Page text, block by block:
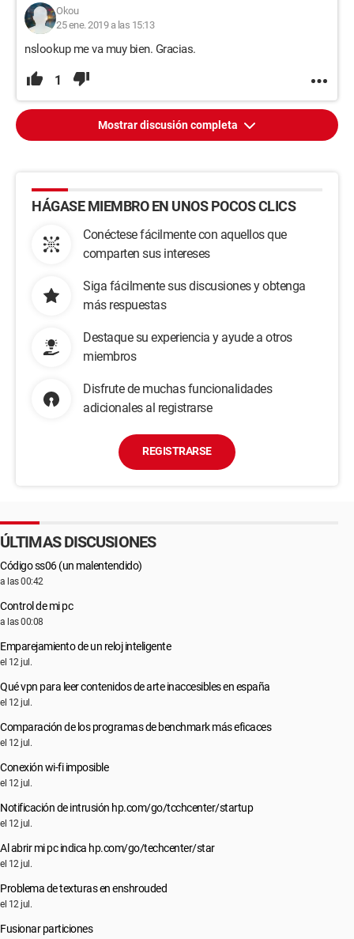
Okou
25 ene. 2019 a las 15:13
nslookup me va muy bien. Gracias.
1
Mostrar discusión completa
HÁGASE MIEMBRO EN UNOS POCOS CLICS
Conéctese fácilmente con aquellos que
comparten sus intereses
Siga fácilmente sus discusiones y obtenga
más respuestas
Destaque su experiencia y ayude a otros
miembros
Disfrute de muchas funcionalidades
adicionales al registrarse
REGISTRARSE
ÚLTIMAS DISCUSIONES
Código ss06 (un malentendido)
a las 00:42
Control de mi pc
a las 00:08
Emparejamiento de un reloj inteligente
el 12 jul.
Qué vpn para leer contenidos de arte inaccesibles en españa
el 12 jul.
Comparación de los programas de benchmark más eficaces
el 12 jul.
Conexión wi-fi imposible
el 12 jul.
Notificación de intrusión hp.com/go/tcchcenter/startup
el 12 jul.
Al abrir mi pc indica hp.com/go/techcenter/star
el 12 jul.
Problema de texturas en enshrouded
el 12 jul.
Fusionar particiones